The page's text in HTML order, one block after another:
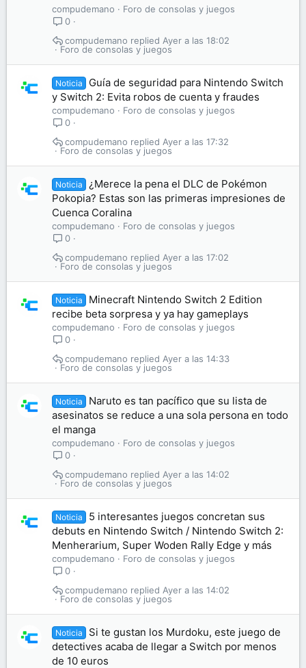
compudemano
Foro de consolas y juegos
0
Foro de consolas y juegos
Ayer a las 18:02
compudemano
Noticia
Guía de seguridad para Nintendo Switch
y Switch 2: Evita robos de cuenta y fraudes
compudemano
Foro de consolas y juegos
0
Foro de consolas y juegos
Ayer a las 17:32
compudemano
Noticia
¿Merece la pena el DLC de Pokémon
Pokopia? Estas son las primeras impresiones de
Cuenca Coralina
compudemano
Foro de consolas y juegos
0
Foro de consolas y juegos
Ayer a las 17:02
compudemano
Noticia
Minecraft Nintendo Switch 2 Edition
recibe beta sorpresa y ya hay gameplays
compudemano
Foro de consolas y juegos
0
Foro de consolas y juegos
Ayer a las 14:33
compudemano
Noticia
Naruto es tan pacífico que su lista de
asesinatos se reduce a una sola persona en todo
el manga
compudemano
Foro de consolas y juegos
0
Foro de consolas y juegos
Ayer a las 14:02
compudemano
Noticia
5 interesantes juegos concretan sus
debuts en Nintendo Switch / Nintendo Switch 2:
Menherarium, Super Woden Rally Edge y más
compudemano
Foro de consolas y juegos
0
Foro de consolas y juegos
Ayer a las 14:02
compudemano
Noticia
Si te gustan los Murdoku, este juego de
detectives acaba de llegar a Switch por menos
de 10 euros